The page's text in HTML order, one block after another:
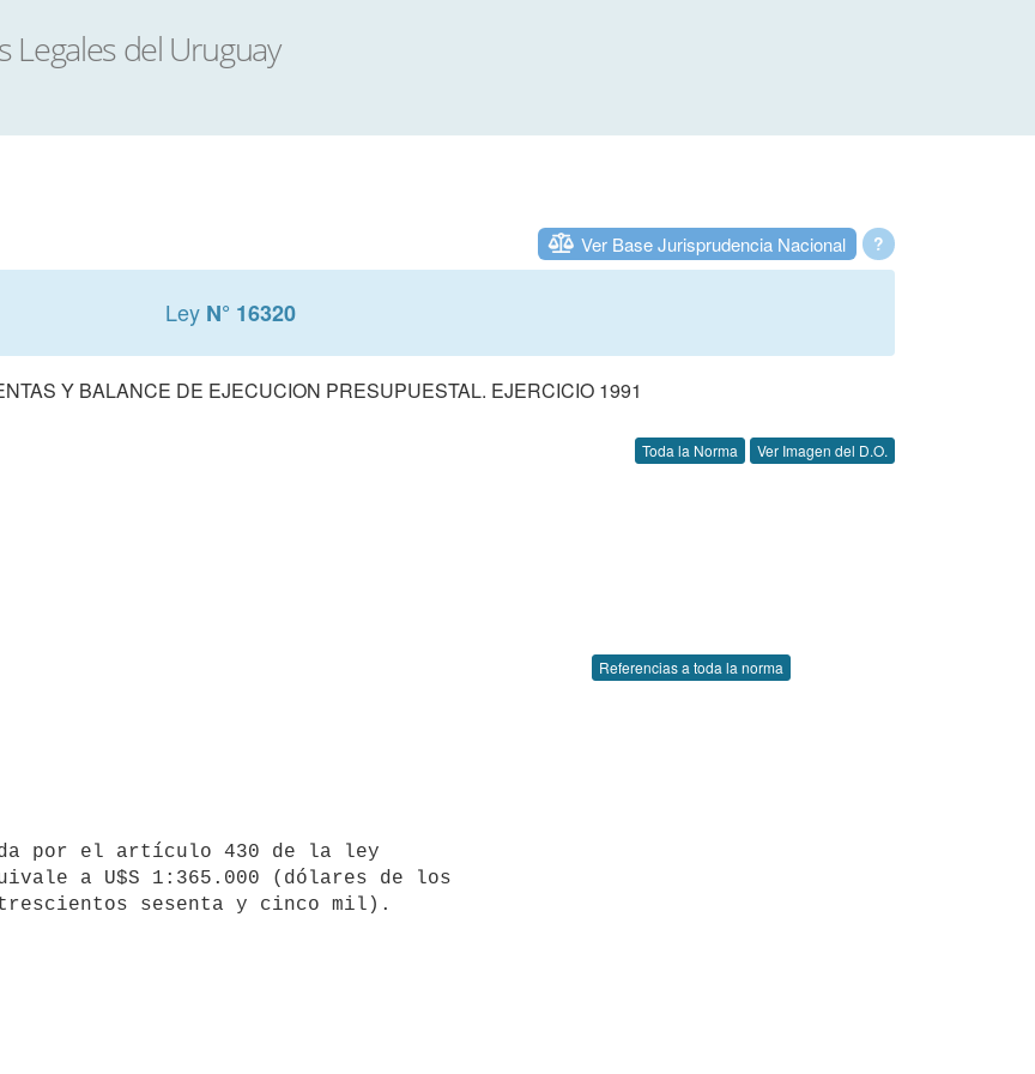
?
Ver Base Jurisprudencia Nacional
Ley N° 16320
Y BALANCE DE EJECUCION PRESUPUESTAL. EJERCICIO 1991
Toda la Norma Ver Imagen del D.O.
Referencias a toda la norma
a U$S 1:365.000 (dólares de los